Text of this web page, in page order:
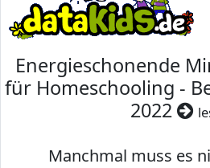
Energieschonende
für Homeschooling -
2022
Manchmal muss es